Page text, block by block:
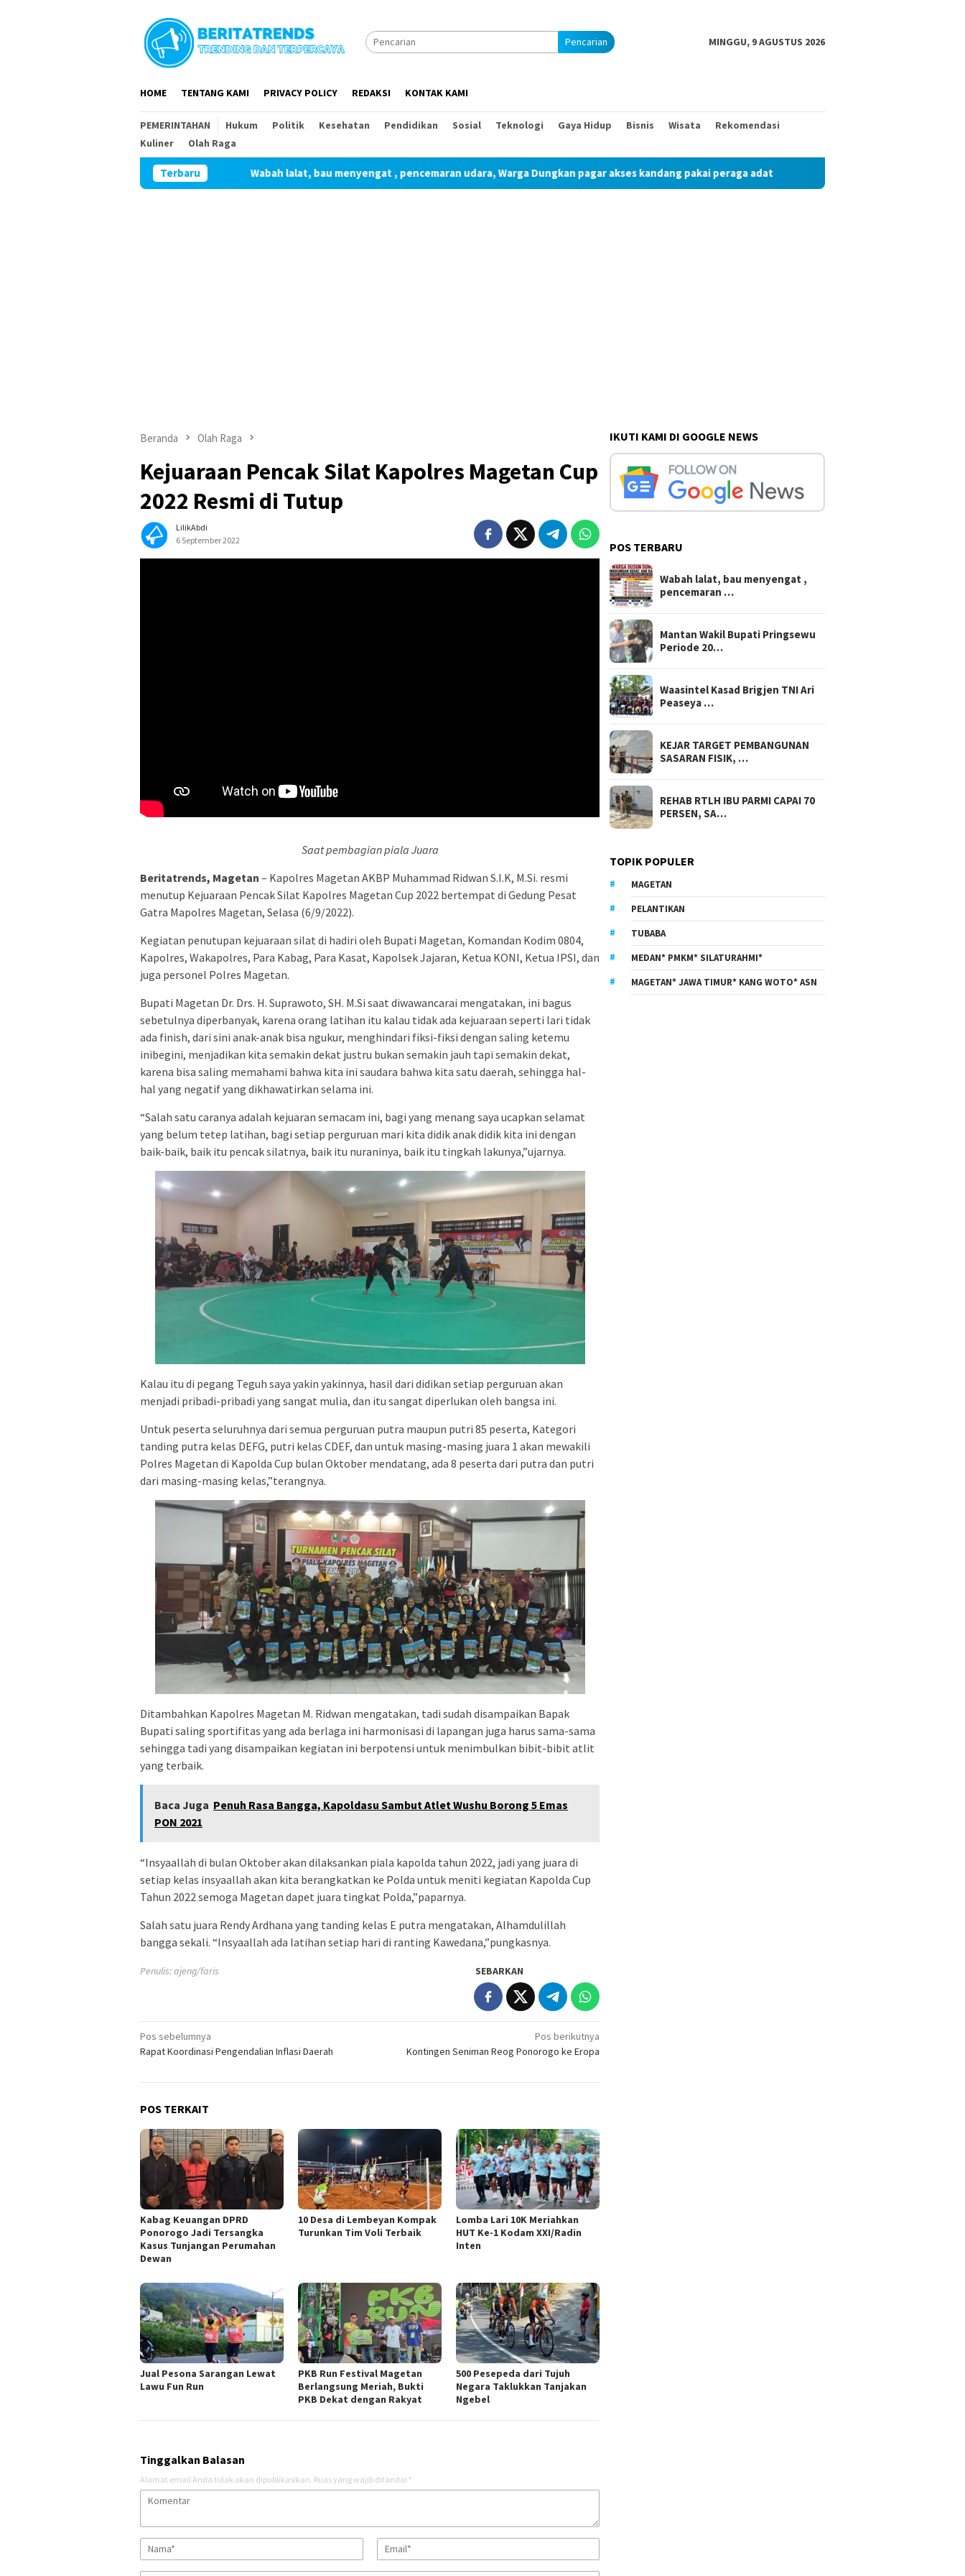
Pencarian MINGGU, 9 AGUSTUS 2026
HOME TENTANG KAMI PRIVACY POLICY REDAKSI KONTAK KAMI
PEMERINTAHAN Hukum Politik Kesehatan Pendidikan Sosial Teknologi Gaya Hidup Bisnis Wisata
Rekomendasi
Kuliner
Olah Raga
Terbaru
Wabah lalat, bau menyengat , pencemaran udara, Warga Dungkan pagar akses kandang pakai peraga adat Mantan Wakil Bupati Pringsewu Periode 2017 –
Beranda Olah Raga
Kejuaraan Pencak Silat Kapolres Magetan Cup
2022 Resmi di Tutup
LilikAbdi
6 September 2022
Saat pembagian piala Juara
Beritatrends, Magetan – Kapolres Magetan AKBP Muhammad Ridwan S.I.K, M.Si. resmi
menutup Kejuaraan Pencak Silat Kapolres Magetan Cup 2022 bertempat di Gedung Pesat
Gatra Mapolres Magetan, Selasa (6/9/2022).
Kegiatan penutupan kejuaraan silat di hadiri oleh Bupati Magetan, Komandan Kodim 0804,
Kapolres, Wakapolres, Para Kabag, Para Kasat, Kapolsek Jajaran, Ketua KONI, Ketua IPSI, dan
juga personel Polres Magetan.
Bupati Magetan Dr. Drs. H. Suprawoto, SH. M.Si saat diwawancarai mengatakan, ini bagus
sebetulnya diperbanyak, karena orang latihan itu kalau tidak ada kejuaraan seperti lari tidak
ada finish, dari sini anak-anak bisa ngukur, menghindari fiksi-fiksi dengan saling ketemu
inibegini, menjadikan kita semakin dekat justru bukan semakin jauh tapi semakin dekat,
karena bisa saling memahami bahwa kita ini saudara bahwa kita satu daerah, sehingga hal-
hal yang negatif yang dikhawatirkan selama ini.
“Salah satu caranya adalah kejuaran semacam ini, bagi yang menang saya ucapkan selamat
yang belum tetep latihan, bagi setiap perguruan mari kita didik anak didik kita ini dengan
baik-baik, baik itu pencak silatnya, baik itu nuraninya, baik itu tingkah lakunya,”ujarnya.
Kalau itu di pegang Teguh saya yakin yakinnya, hasil dari didikan setiap perguruan akan
menjadi pribadi-pribadi yang sangat mulia, dan itu sangat diperlukan oleh bangsa ini.
Untuk peserta seluruhnya dari semua perguruan putra maupun putri 85 peserta, Kategori
tanding putra kelas DEFG, putri kelas CDEF, dan untuk masing-masing juara 1 akan mewakili
Polres Magetan di Kapolda Cup bulan Oktober mendatang, ada 8 peserta dari putra dan putri
dari masing-masing kelas,”terangnya.
Ditambahkan Kapolres Magetan M. Ridwan mengatakan, tadi sudah disampaikan Bapak
Bupati saling sportifitas yang ada berlaga ini harmonisasi di lapangan juga harus sama-sama
sehingga tadi yang disampaikan kegiatan ini berpotensi untuk menimbulkan bibit-bibit atlit
yang terbaik.
Baca Juga Penuh Rasa Bangga, Kapoldasu Sambut Atlet Wushu Borong 5 Emas
PON 2021
“Insyaallah di bulan Oktober akan dilaksankan piala kapolda tahun 2022, jadi yang juara di
setiap kelas insyaallah akan kita berangkatkan ke Polda untuk meniti kegiatan Kapolda Cup
Tahun 2022 semoga Magetan dapet juara tingkat Polda,”paparnya.
Salah satu juara Rendy Ardhana yang tanding kelas E putra mengatakan, Alhamdulillah
bangga sekali. “Insyaallah ada latihan setiap hari di ranting Kawedana,”pungkasnya.
Penulis: ajeng/faris SEBARKAN
Navigasi
pos
Pos sebelumnya
Rapat Koordinasi Pengendalian Inflasi Daerah
Pos berikutnya
Kontingen Seniman Reog Ponorogo ke Eropa
POS TERKAIT
Kabag Keuangan DPRD
Ponorogo Jadi Tersangka
Kasus Tunjangan Perumahan
Dewan
10 Desa di Lembeyan Kompak
Turunkan Tim Voli Terbaik
Lomba Lari 10K Meriahkan
HUT Ke-1 Kodam XXI/Radin
Inten
Jual Pesona Sarangan Lewat
Lawu Fun Run
PKB Run Festival Magetan
Berlangsung Meriah, Bukti
PKB Dekat dengan Rakyat
500 Pesepeda dari Tujuh
Negara Taklukkan Tanjakan
Ngebel
Tinggalkan Balasan
Alamat email Anda tidak akan dipublikasikan. Ruas yang wajib ditandai *
IKUTI KAMI DI GOOGLE NEWS
POS TERBARU
Wabah lalat, bau menyengat ,
pencemaran …
Mantan Wakil Bupati Pringsewu
Periode 20…
Waasintel Kasad Brigjen TNI Ari
Peaseya …
KEJAR TARGET PEMBANGUNAN
SASARAN FISIK, …
REHAB RTLH IBU PARMI CAPAI 70
PERSEN, SA…
TOPIK POPULER
MAGETAN
PELANTIKAN
TUBABA
MEDAN* PMKM* SILATURAHMI*
MAGETAN* JAWA TIMUR* KANG WOTO* ASN